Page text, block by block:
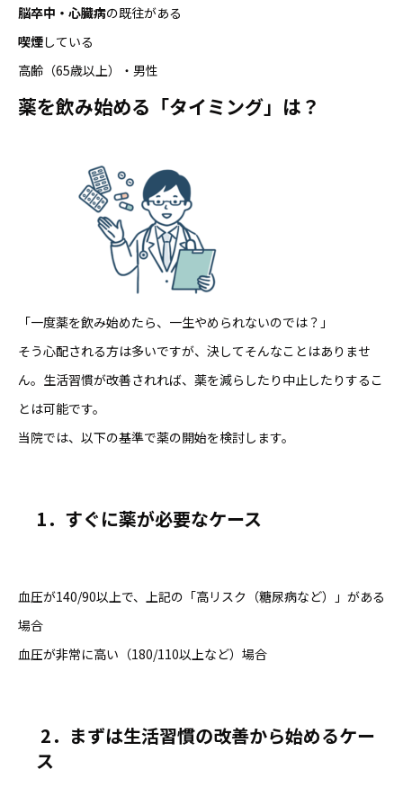
脳卒中・心臓病の既往がある
喫煙している
高齢（65歳以上）・男性
薬を飲み始める「タイミング」は？
「一度薬を飲み始めたら、一生やめられないのでは？」
そう心配される方は多いですが、決してそんなことはありませ
ん。生活習慣が改善されれば、薬を減らしたり中止したりするこ
とは可能です。
当院では、以下の基準で薬の開始を検討します。
1．すぐに薬が必要なケース
血圧が140/90以上で、上記の「高リスク（糖尿病など）」がある
場合
血圧が非常に高い（180/110以上など）場合
2． まずは生活習慣の改善から始めるケー
ス